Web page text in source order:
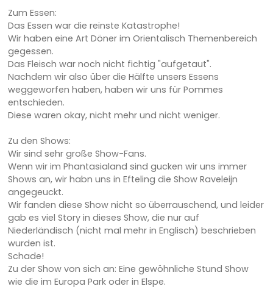
Zum Essen:
Das Essen war die reinste Katastrophe!
Wir haben eine Art Döner im Orientalisch Themenbereich
gegessen.
Das Fleisch war noch nicht fichtig "aufgetaut".
Nachdem wir also über die Hälfte unsers Essens
weggeworfen haben, haben wir uns für Pommes
entschieden.
Diese waren okay, nicht mehr und nicht weniger.
Zu den Shows:
Wir sind sehr große Show-Fans.
Wenn wir im Phantasialand sind gucken wir uns immer
Shows an, wir habn uns in Efteling die Show Raveleijn
angegeuckt.
Wir fanden diese Show nicht so überrauschend, und leider
gab es viel Story in dieses Show, die nur auf
Niederländisch (nicht mal mehr in Englisch) beschrieben
wurden ist.
Schade!
Zu der Show von sich an: Eine gewöhnliche Stund Show
wie die im Europa Park oder in Elspe.